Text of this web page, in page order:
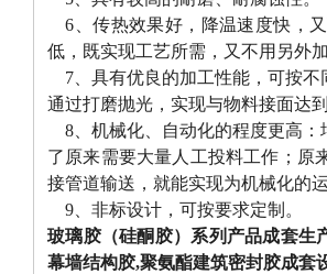
6、传热效果好，降温速度快，
低，既实现工艺所需，又不用另外
7、具有优良的加工性能，可按不
通过打磨抛光，实现与物料接面达
8、机械化、自动化的程度更高：
了原来需要大量人工投料工作；原
接管道输送，就能实现为机械化的
9、非标设计，可按要求定制。
玻璃胶（硅酮胶）系列产品成套生
幕墙结构胶,聚氨酯建筑密封胶成套